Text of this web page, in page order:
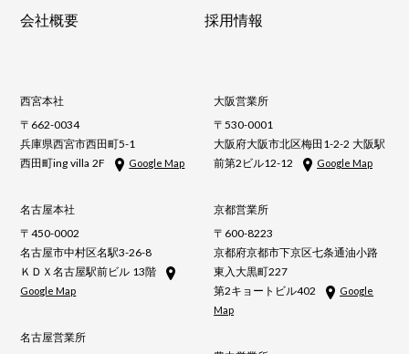
会社概要
採用情報
西宮本社
〒662-0034
兵庫県西宮市西田町5-1
西田町ing villa 2F
Google Map
名古屋本社
〒450-0002
名古屋市中村区名駅3-26-8
ＫＤＸ名古屋駅前ビル 13階
Google Map
名古屋営業所
大阪営業所
〒530-0001
大阪府大阪市北区梅田1-2-2 大阪駅
前第2ビル12-12
Google Map
京都営業所
〒600-8223
京都府京都市下京区七条通油小路
東入大黒町227
第2キョートビル402
Google
Map